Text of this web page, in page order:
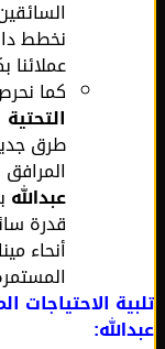
السائقين،
نخطط
عملائنا
كما نحرص
التحتية
طرق
المرافق
عبدالله
قدرة
أنحاء
المستمرة.
الاحتياجات